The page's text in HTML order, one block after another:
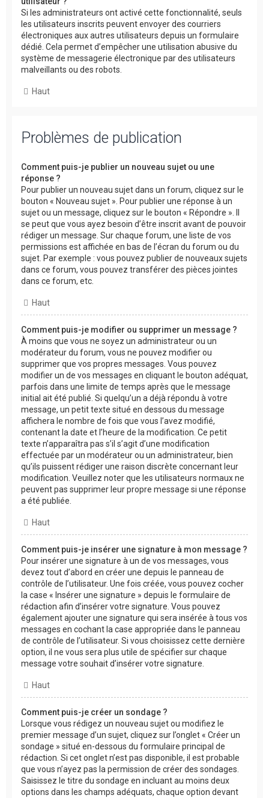
Si les administrateurs ont activé cette fonctionnalité, seuls
les utilisateurs inscrits peuvent envoyer des courriers
électroniques aux autres utilisateurs depuis un formulaire
dédié. Cela permet d’empêcher une utilisation abusive du
système de messagerie électronique par des utilisateurs
malveillants ou des robots.
Haut
Problèmes de publication
Comment puis-je publier un nouveau sujet ou une
réponse ?
Pour publier un nouveau sujet dans un forum, cliquez sur le
bouton « Nouveau sujet ». Pour publier une réponse à un
sujet ou un message, cliquez sur le bouton « Répondre ». Il
se peut que vous ayez besoin d’être inscrit avant de pouvoir
rédiger un message. Sur chaque forum, une liste de vos
permissions est affichée en bas de l’écran du forum ou du
sujet. Par exemple : vous pouvez publier de nouveaux sujets
dans ce forum, vous pouvez transférer des pièces jointes
dans ce forum, etc.
Haut
Comment puis-je modifier ou supprimer un message ?
À moins que vous ne soyez un administrateur ou un
modérateur du forum, vous ne pouvez modifier ou
supprimer que vos propres messages. Vous pouvez
modifier un de vos messages en cliquant le bouton adéquat,
parfois dans une limite de temps après que le message
initial ait été publié. Si quelqu’un a déjà répondu à votre
message, un petit texte situé en dessous du message
affichera le nombre de fois que vous l’avez modifié,
contenant la date et l’heure de la modification. Ce petit
texte n’apparaîtra pas s’il s’agit d’une modification
effectuée par un modérateur ou un administrateur, bien
qu’ils puissent rédiger une raison discrète concernant leur
modification. Veuillez noter que les utilisateurs normaux ne
peuvent pas supprimer leur propre message si une réponse
a été publiée.
Haut
Comment puis-je insérer une signature à mon message ?
Pour insérer une signature à un de vos messages, vous
devez tout d’abord en créer une depuis le panneau de
contrôle de l’utilisateur. Une fois créée, vous pouvez cocher
la case « Insérer une signature » depuis le formulaire de
rédaction afin d’insérer votre signature. Vous pouvez
également ajouter une signature qui sera insérée à tous vos
messages en cochant la case appropriée dans le panneau
de contrôle de l’utilisateur. Si vous choisissez cette dernière
option, il ne vous sera plus utile de spécifier sur chaque
message votre souhait d’insérer votre signature.
Haut
Comment puis-je créer un sondage ?
Lorsque vous rédigez un nouveau sujet ou modifiez le
premier message d’un sujet, cliquez sur l’onglet « Créer un
sondage » situé en-dessous du formulaire principal de
rédaction. Si cet onglet n’est pas disponible, il est probable
que vous n’ayez pas la permission de créer des sondages.
Saisissez le titre du sondage en incluant au moins deux
options dans les champs adéquats, chaque option devant